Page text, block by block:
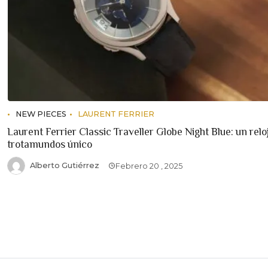
NEW PIECES LAURENT FERRIER
Laurent Ferrier Classic Traveller Globe Night Blue: un
trotamundos único
Alberto Gutiérrez Febrero 20 , 2025